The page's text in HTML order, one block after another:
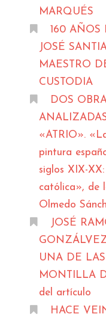
MARQUÉS
160 AÑOS
JOSÉ
MAESTRO
CUSTODIA
DOS
«ATRIO».
pintura
siglos XIX-
católica», de
Olmedo
JOSÉ
UNA DE
MONTILLA
del artículo
HACE